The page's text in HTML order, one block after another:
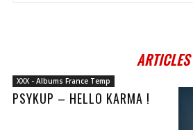
XXX - Albums France Temp
PSYKUP – HELLO KARMA !